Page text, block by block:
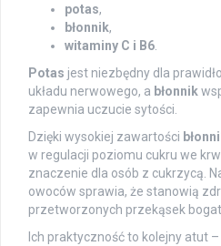
potas,
błonnik,
witaminy C i B6
Potas jest niezbędny dla
układu nerwowego, a błonnik
zapewnia uczucie sytości.
Dzięki wysokiej zawartości
w regulacji poziomu cukru we
znaczenie dla osób z cukrzycą.
owoców sprawia, że stanowią
przetworzonych przekąsek
Ich praktyczność to kolejny atut